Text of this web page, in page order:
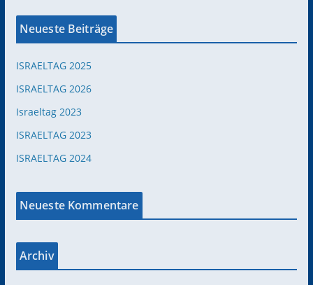
Neueste Beiträge
ISRAELTAG 2025
ISRAELTAG 2026
Israeltag 2023
ISRAELTAG 2023
ISRAELTAG 2024
Neueste Kommentare
Archiv